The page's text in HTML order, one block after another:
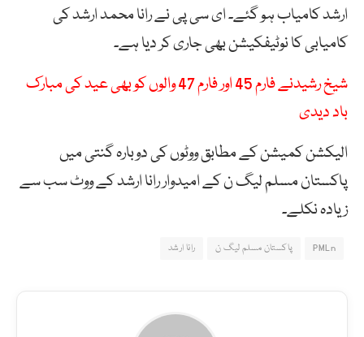
ارشد کامیاب ہو گئے۔ ای سی پی نے رانا محمد ارشد کی
کامیابی کا نوٹیفکیشن بھی جاری کر دیا ہے۔
شیخ رشیدنے فارم 45 اور فارم 47 والوں کو بھی عید کی مبارک
باد دیدی
الیکشن کمیشن کے مطابق ووٹوں کی دوبارہ گنتی میں
پاکستان مسلم لیگ ن کے امیدوار رانا ارشد کے ووٹ سب سے
زیادہ نکلے۔
PMLn پاکستان مسلم لیگ ن رانا ارشد